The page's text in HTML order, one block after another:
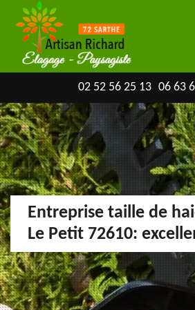
02 52 56 25 13 06 63
Entreprise taille de
Le Petit 72610: